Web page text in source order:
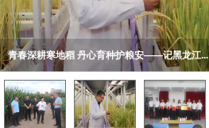
青春深耕寒地稻 丹心育种护粮安——记黑龙江...